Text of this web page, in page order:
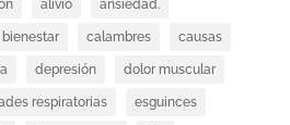
alivio ansiedad.
bienestar calambres causas
depresión dolor muscular
respiratorias esguinces